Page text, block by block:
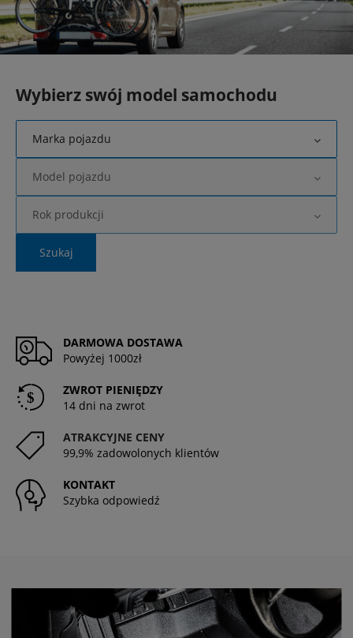
Wybierz swój model samochodu
Marka pojazdu
Model pojazdu
Rok produkcji
Szukaj
DARMOWA DOSTAWA
Powyżej 1000zł
ZWROT PIENIĘDZY
14 dni na zwrot
ATRAKCYJNE CENY
99,9% zadowolonych klientów
KONTAKT
Szybka odpowiedź